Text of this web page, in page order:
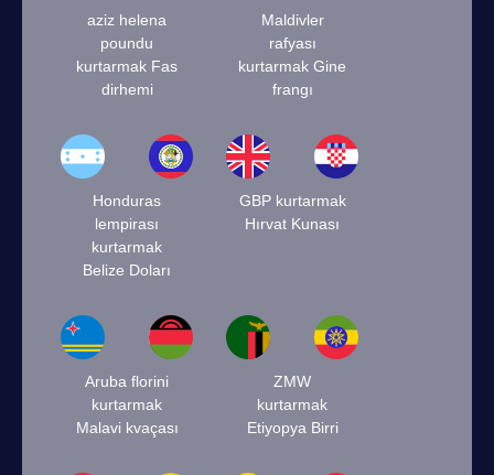
aziz helena
poundu
kurtarmak Fas
dirhemi
Maldivler
rafyası
kurtarmak Gine
frangı
Honduras
lempirası
kurtarmak
Belize Doları
GBP kurtarmak
Hırvat Kunası
Aruba florini
kurtarmak
Malavi kvaçası
ZMW
kurtarmak
Etiyopya Birri